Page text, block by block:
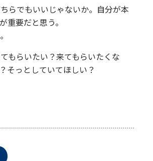
らでもいいじゃないか。自分が本
要だと思う。
もらいたい？来てもらいたくな
そっとしていてほしい？